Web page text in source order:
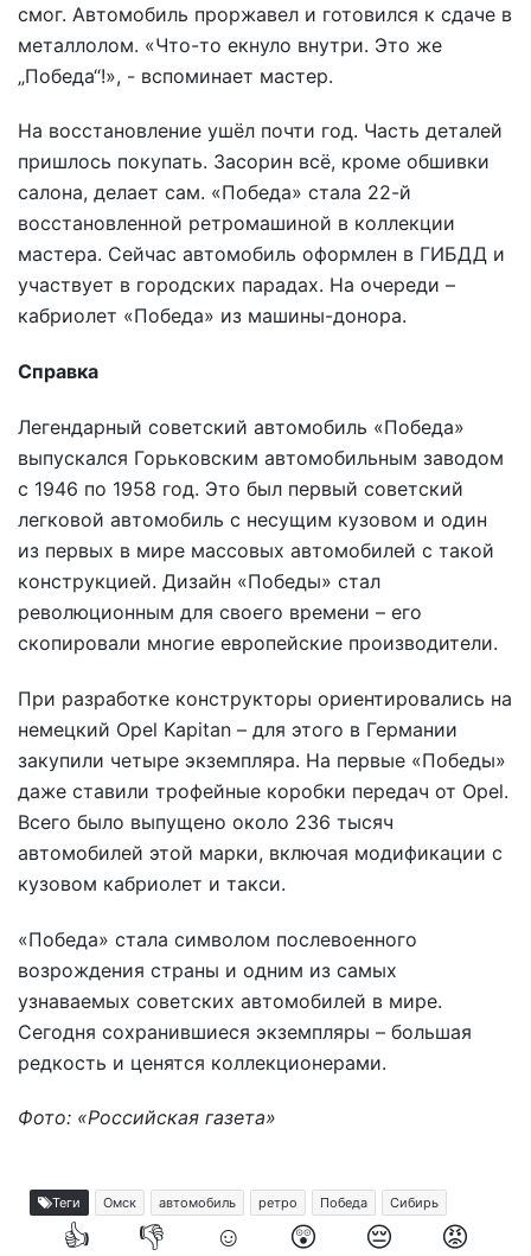
смог. Автомобиль проржавел и готовился к сдаче в
металлолом. «Что-то екнуло внутри. Это же
„Победа“!», - вспоминает мастер.
На восстановление ушёл почти год. Часть деталей
пришлось покупать. Засорин всё, кроме обшивки
салона, делает сам. «Победа» стала 22-й
восстановленной ретромашиной в коллекции
мастера. Сейчас автомобиль оформлен в ГИБДД и
участвует в городских парадах. На очереди –
кабриолет «Победа» из машины-донора.
Справка
Легендарный советский автомобиль «Победа»
выпускался Горьковским автомобильным заводом
с 1946 по 1958 год. Это был первый советский
легковой автомобиль с несущим кузовом и один
из первых в мире массовых автомобилей с такой
конструкцией. Дизайн «Победы» стал
революционным для своего времени – его
скопировали многие европейские производители.
При разработке конструкторы ориентировались на
немецкий Opel Kapitan – для этого в Германии
закупили четыре экземпляра. На первые «Победы»
даже ставили трофейные коробки передач от Opel.
Всего было выпущено около 236 тысяч
автомобилей этой марки, включая модификации с
кузовом кабриолет и такси.
«Победа» стала символом послевоенного
возрождения страны и одним из самых
узнаваемых советских автомобилей в мире.
Сегодня сохранившиеся экземпляры – большая
редкость и ценятся коллекционерами.
Фото: «Российская газета»
Теги Омск автомобиль ретро Победа Сибирь
👍 👎 ☺️ 😲 😔 😡